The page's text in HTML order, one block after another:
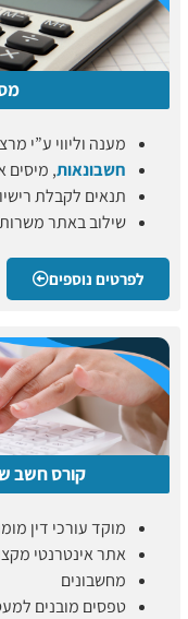
מענה וליווי ע”י
חשבונאות, מיסים
תנאים לקבלת
שילוב באתר משרות STW – STUDY TO WORK
לפרטים נוספים
קורס חשב
מוקד עורכי דין
אתר אינטרנטי
מחשבונים
טפסים מובנים